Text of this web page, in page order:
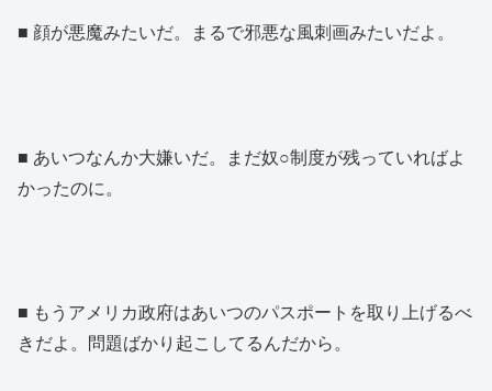
■ 顔が悪魔みたいだ。まるで邪悪な風刺画みたいだよ。
■ あいつなんか大嫌いだ。まだ奴○制度が残っていればよ
かったのに。
■ もうアメリカ政府はあいつのパスポートを取り上げるべ
きだよ。問題ばかり起こしてるんだから。